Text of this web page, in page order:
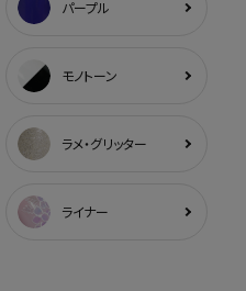
パープル
モノトーン
ラメ・グリッター
ライナー